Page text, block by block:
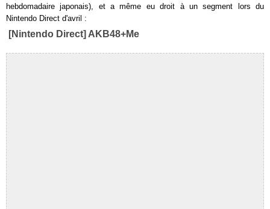
hebdomadaire japonais), et a même eu droit à un segment lors du
Nintendo Direct d'avril :
[Nintendo Direct] AKB48+Me